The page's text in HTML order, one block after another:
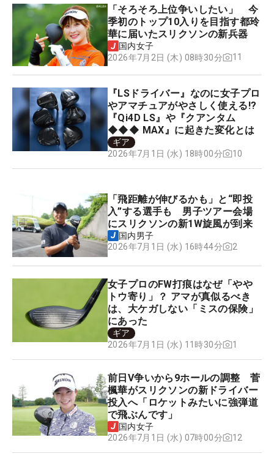
「そろそろ上位争いしたい」 今
季初のトップ10入りを目指す都玲
華に届いたスリクソンの新兵器
国内女子
2026年7月2日 (木) 08時30分
11
『LSドライバー』なのに女子プロ
やアマチュアがやさしく使える!?
『Qi4D LS』や『クアンタム
◆◆◆ MAX』に起きた変化とは
ギア
2026年7月1日 (水) 18時00分
10
「飛距離が伸びるかも」と“即投
入”する選手も 男子ツアー会場
にスリクソンの新1W旋風が到来
国内男子
2026年7月1日 (水) 16時44分
2
女子プロのFW打痕はなぜ「やや
トウ寄り」？ アマが真似るべき
は、大ケガしない「ミスの保険」
にあった
ギア
2026年7月1日 (水) 11時30分
1
前日V争いから9ホールの調整 菅
楓華がスリクソンの新ドライバー
投入へ「ロケットみたいに強弾道
で飛ぶんです」
国内女子
2026年7月1日 (水) 07時00分
12